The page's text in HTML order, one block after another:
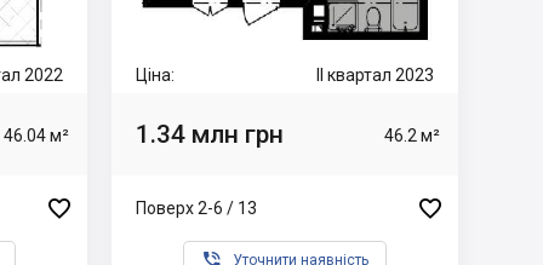
2022
46.04 м²

Ціна: II квартал 2023
1.34 млн грн 46.2 м²
Поверх 2-6 / 13 
 Уточнити наявність